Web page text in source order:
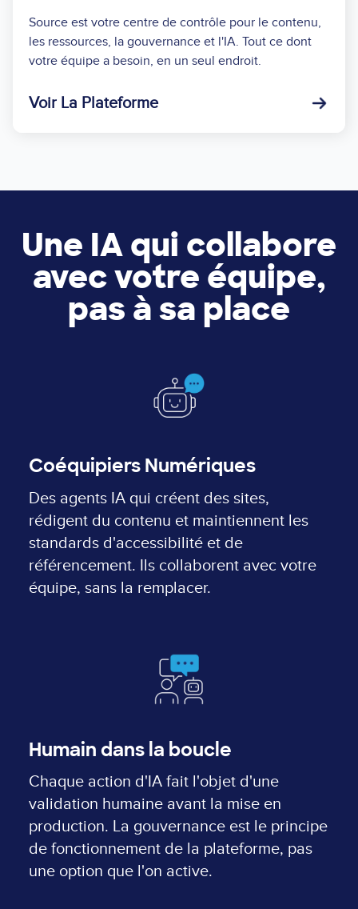
Source est votre centre de contrôle pour le contenu,
les ressources, la gouvernance et l'IA. Tout ce dont
votre équipe a besoin, en un seul endroit.
Voir La Plateforme
Une IA qui collabore
avec votre équipe,
pas à sa place
Coéquipiers Numériques
Des agents IA qui créent des sites,
rédigent du contenu et maintiennent les
standards d'accessibilité et de
référencement. Ils collaborent avec votre
équipe, sans la remplacer.
Humain dans la boucle
Chaque action d'IA fait l'objet d'une
validation humaine avant la mise en
production. La gouvernance est le principe
de fonctionnement de la plateforme, pas
une option que l'on active.